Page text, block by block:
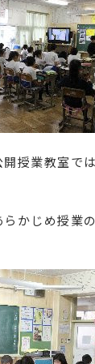
開授業教室で
かじめ授業